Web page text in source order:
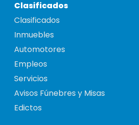
Clasificados
Clasificados
Inmuebles
Automotores
Empleos
Servicios
Avisos Fúnebres y Misas
Edictos